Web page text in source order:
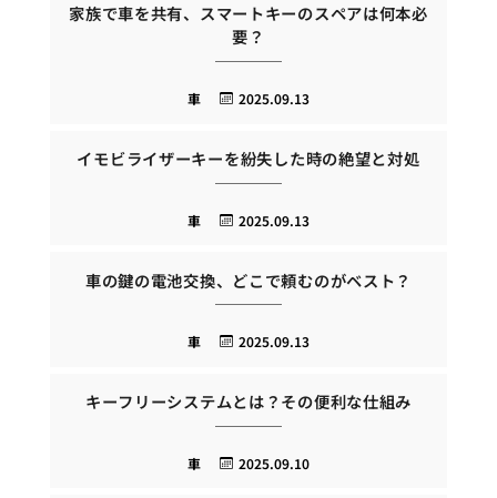
家族で車を共有、スマートキーのスペアは何本必
要？
2025.09.13
車
イモビライザーキーを紛失した時の絶望と対処
2025.09.13
車
車の鍵の電池交換、どこで頼むのがベスト？
2025.09.13
車
キーフリーシステムとは？その便利な仕組み
2025.09.10
車